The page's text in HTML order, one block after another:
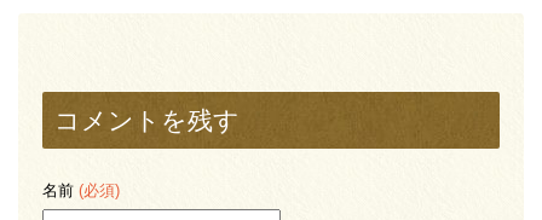
コメントを残す
名前 (必須)